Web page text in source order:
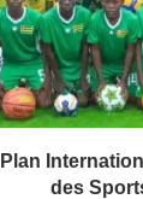
Plan
des